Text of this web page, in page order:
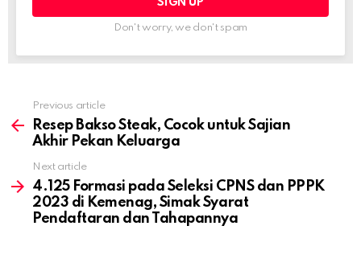
Don't worry, we don't spam
more
Previous article
Resep Bakso Steak, Cocok untuk Sajian
Akhir Pekan Keluarga
Next article
4.125 Formasi pada Seleksi CPNS dan PPPK
2023 di Kemenag, Simak Syarat
Pendaftaran dan Tahapannya